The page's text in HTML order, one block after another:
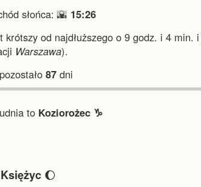
słońca: 🌇 15:26
krótszy od najdłuższego o 9 godz. i 4 min. i
Warszawa).
87 dni
to Koziorożec ♑︎
🌔